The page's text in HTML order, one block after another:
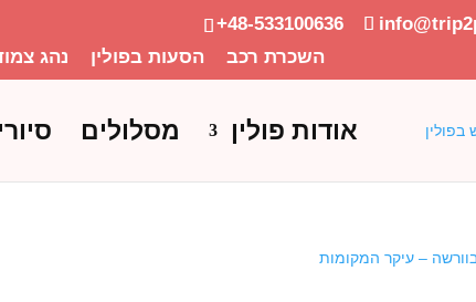
+48-533100636
השכרת רכב
הסעות בפולין נהג
אודות פולין מסלולים